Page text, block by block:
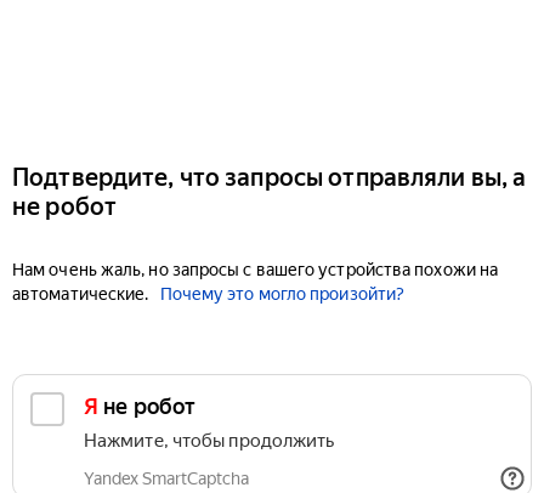
Подтвердите, что запросы отправляли вы, а
не робот
Нам очень жаль, но запросы с вашего устройства похожи на
автоматические.
Почему это могло произойти?
Я не робот
Нажмите, чтобы продолжить
Yandex SmartCaptcha